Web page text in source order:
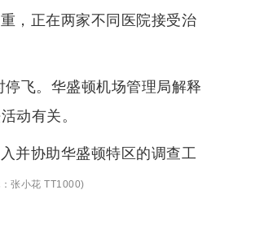
，正在两家不同医院接受治
飞。华盛顿机场管理局解释
动有关。
并协助华盛顿特区的调查工
： 张小花 TT1000)